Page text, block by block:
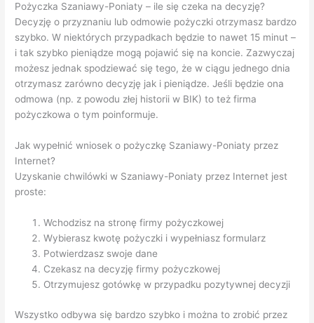
Pożyczka Szaniawy-Poniaty – ile się czeka na decyzję?
Decyzję o przyznaniu lub odmowie pożyczki otrzymasz bardzo
szybko. W niektórych przypadkach będzie to nawet 15 minut –
i tak szybko pieniądze mogą pojawić się na koncie. Zazwyczaj
możesz jednak spodziewać się tego, że w ciągu jednego dnia
otrzymasz zarówno decyzję jak i pieniądze. Jeśli będzie ona
odmowa (np. z powodu złej historii w BIK) to też firma
pożyczkowa o tym poinformuje.
Jak wypełnić wniosek o pożyczkę Szaniawy-Poniaty przez
Internet?
Uzyskanie chwilówki w Szaniawy-Poniaty przez Internet jest
proste:
Wchodzisz na stronę firmy pożyczkowej
Wybierasz kwotę pożyczki i wypełniasz formularz
Potwierdzasz swoje dane
Czekasz na decyzję firmy pożyczkowej
Otrzymujesz gotówkę w przypadku pozytywnej decyzji
Wszystko odbywa się bardzo szybko i można to zrobić przez